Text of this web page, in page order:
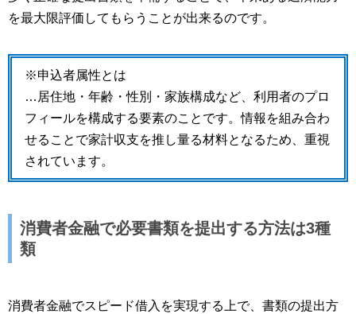
を最大限評価してもらうことが出来るのです。
※申込者属性とは
…居住地・年齢・性別・家族構成など、利用者のプロ
フィールを構成する要素のことです。情報を組み合わ
せることで家計収支を推し量る材料となるため、重視
されています。
消費者金融で必要書類を提出する方法は3種
類
消費者金融でスピード借入を実現する上で、書類の提出方